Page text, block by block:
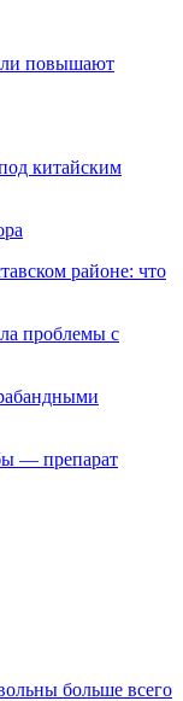
повышают
китайским
районе: что
проблемы с
— препарат
больше всего